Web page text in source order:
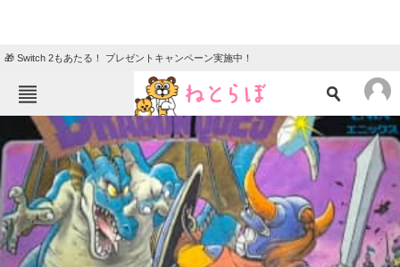
🎁 Switch 2もあたる！ プレゼントキャンペーン実施中！
ねとらぼメニュー
TOP ニュース
エンタメ クイズ
グルメ 地域
住まい 教育・育児